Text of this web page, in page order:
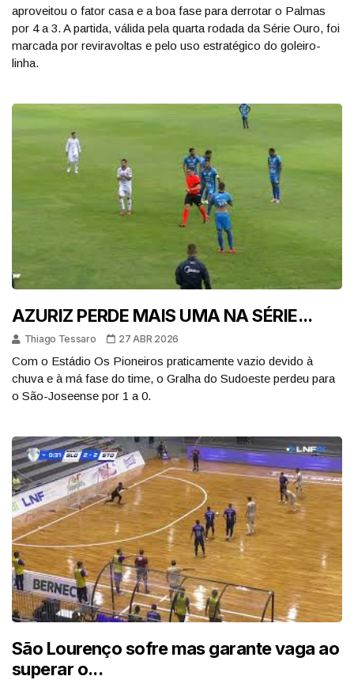
aproveitou o fator casa e a boa fase para derrotar o Palmas
por 4 a 3. A partida, válida pela quarta rodada da Série Ouro, foi
marcada por reviravoltas e pelo uso estratégico do goleiro-
linha.
AZURIZ PERDE MAIS UMA NA SÉRIE...
Thiago Tessaro 27 ABR 2026
Com o Estádio Os Pioneiros praticamente vazio devido à
chuva e à má fase do time, o Gralha do Sudoeste perdeu para
o São-Joseense por 1 a 0.
São Lourenço sofre mas garante vaga ao
superar o...